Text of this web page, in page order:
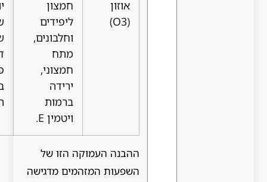
חמצון
ליפידים
יובש,
שבירות
שיער,
דהיית צבע,
פגיעה
במבנה
השערה.
ההבנה העמוקה הזו של
השפעות המזהמים מדגישה